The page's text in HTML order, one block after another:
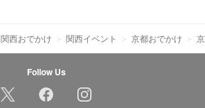
関西おでかけ 関西イベント 京都おでかけ
Follow Us